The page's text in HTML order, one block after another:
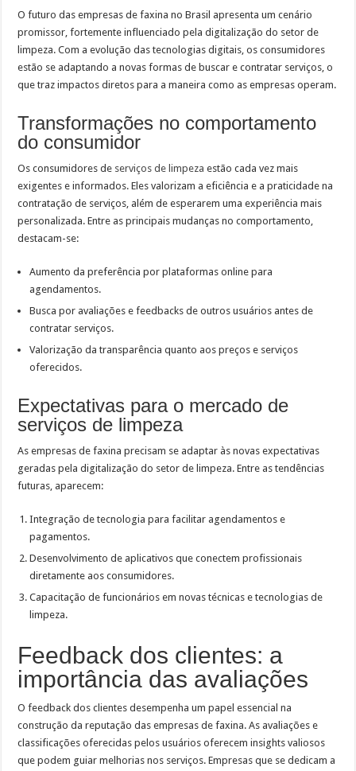
O futuro das empresas de faxina no Brasil apresenta um cenário
promissor, fortemente influenciado pela digitalização do setor de
limpeza. Com a evolução das tecnologias digitais, os consumidores
estão se adaptando a novas formas de buscar e contratar serviços, o
que traz impactos diretos para a maneira como as empresas operam.
Transformações no comportamento
do consumidor
Os consumidores de serviços de limpeza estão cada vez mais
exigentes e informados. Eles valorizam a eficiência e a praticidade na
contratação de serviços, além de esperarem uma experiência mais
personalizada. Entre as principais mudanças no comportamento,
destacam-se:
Aumento da preferência por plataformas online para
agendamentos.
Busca por avaliações e feedbacks de outros usuários antes de
contratar serviços.
Valorização da transparência quanto aos preços e serviços
oferecidos.
Expectativas para o mercado de
serviços de limpeza
As empresas de faxina precisam se adaptar às novas expectativas
geradas pela digitalização do setor de limpeza. Entre as tendências
futuras, aparecem:
Integração de tecnologia para facilitar agendamentos e
pagamentos.
Desenvolvimento de aplicativos que conectem profissionais
diretamente aos consumidores.
Capacitação de funcionários em novas técnicas e tecnologias de
limpeza.
Feedback dos clientes: a
importância das avaliações
O feedback dos clientes desempenha um papel essencial na
construção da reputação das empresas de faxina. As avaliações e
classificações oferecidas pelos usuários oferecem insights valiosos
que podem guiar melhorias nos serviços. Empresas que se dedicam a